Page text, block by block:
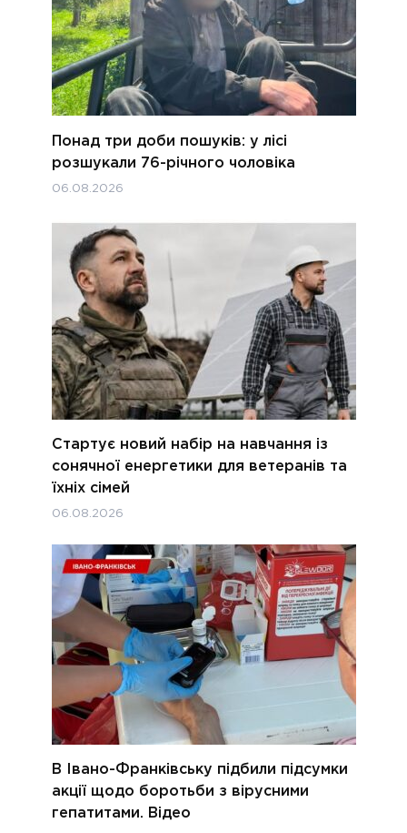
Понад три доби пошуків: у лісі
розшукали 76-річного чоловіка
06.08.2026
Стартує новий набір на навчання із
сонячної енергетики для ветеранів та
їхніх сімей
06.08.2026
В Івано-Франківську підбили підсумки
акції щодо боротьби з вірусними
гепатитами. Відео